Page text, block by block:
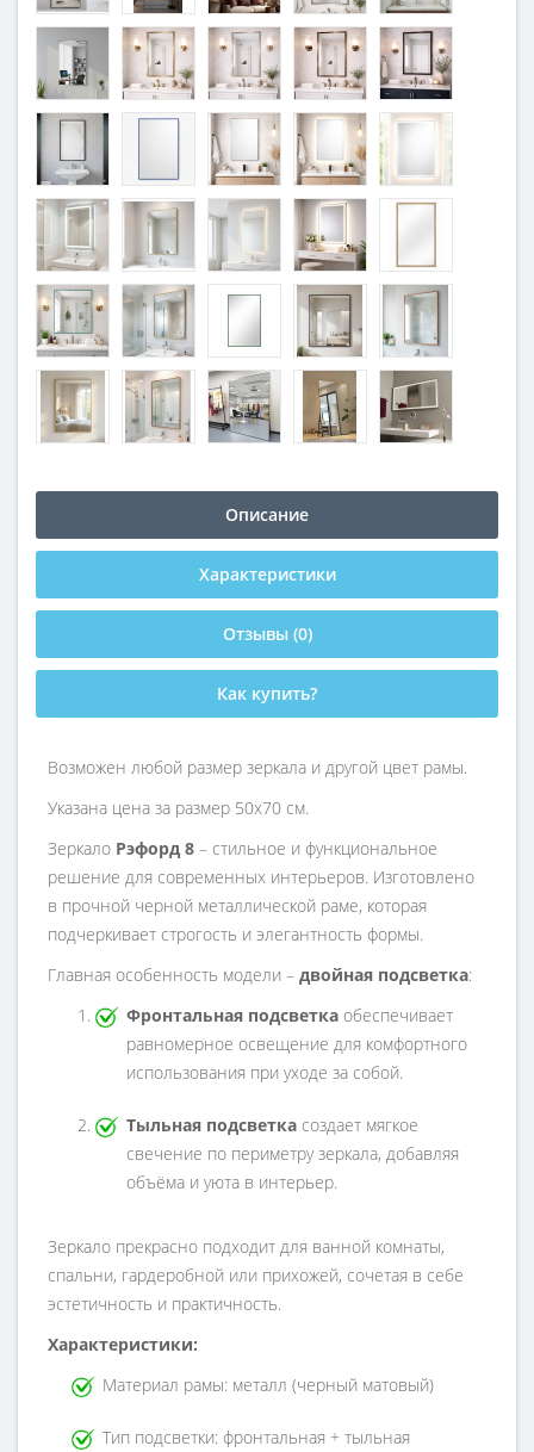
Описание
Характеристики
Отзывы (0)
Как купить?
Возможен любой размер зеркала и другой цвет рамы.
Указана цена за размер 50х70 см.
Зеркало Рэфорд 8 – стильное и функциональное
решение для современных интерьеров. Изготовлено
в прочной черной металлической раме, которая
подчеркивает строгость и элегантность формы.
Главная особенность модели – двойная подсветка:
Фронтальная подсветка обеспечивает
равномерное освещение для комфортного
использования при уходе за собой.
Тыльная подсветка создает мягкое
свечение по периметру зеркала, добавляя
объёма и уюта в интерьер.
Зеркало прекрасно подходит для ванной комнаты,
спальни, гардеробной или прихожей, сочетая в себе
эстетичность и практичность.
Характеристики:
Материал рамы: металл (черный матовый)
Тип подсветки: фронтальная + тыльная